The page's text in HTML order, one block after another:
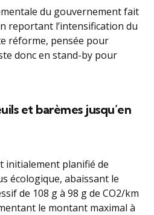
du gouvernement fait
reportant l’intensification du
réforme, pensée pour
donc en stand-by pour
et barèmes jusqu’en
initialement planifié de
écologique, abaissant le
de 108 g à 98 g de CO2/km
le montant maximal à